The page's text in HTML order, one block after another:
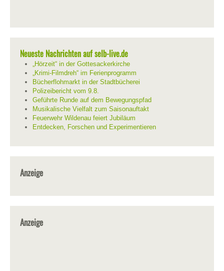
Neueste Nachrichten auf selb-live.de
„Hörzeit“ in der Gottesackerkirche
„Krimi-Filmdreh“ im Ferienprogramm
Bücherflohmarkt in der Stadtbücherei
Polizeibericht vom 9.8.
Geführte Runde auf dem Bewegungspfad
Musikalische Vielfalt zum Saisonauftakt
Feuerwehr Wildenau feiert Jubiläum
Entdecken, Forschen und Experimentieren
Anzeige
Anzeige